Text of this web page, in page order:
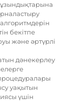
ұзындықтарына
бекітпе
және әртүрлі
дәнекерлеу
уақытын
үшін